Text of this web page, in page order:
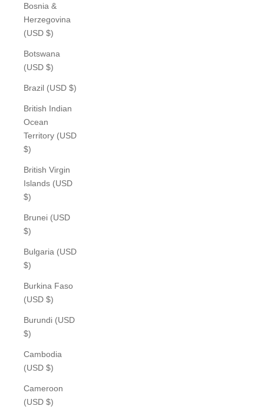
Bosnia &
Herzegovina
(USD $)
Botswana
(USD $)
Brazil (USD $)
British Indian
Ocean
Territory (USD
$)
British Virgin
Islands (USD
$)
Brunei (USD
$)
Bulgaria (USD
$)
Burkina Faso
(USD $)
Burundi (USD
$)
Cambodia
(USD $)
Cameroon
(USD $)